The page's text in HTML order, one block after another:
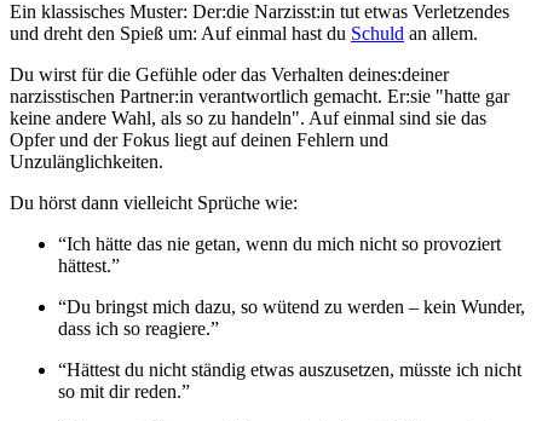
Ein klassisches Muster: Der:die Narzisst:in tut etwas Verletzendes
und dreht den Spieß um: Auf einmal hast du Schuld an allem.
Du wirst für die Gefühle oder das Verhalten deines:deiner
narzisstischen Partner:in verantwortlich gemacht. Er:sie "hatte gar
keine andere Wahl, als so zu handeln". Auf einmal sind sie das
Opfer und der Fokus liegt auf deinen Fehlern und
Unzulänglichkeiten.
Du hörst dann vielleicht Sprüche wie:
“Ich hätte das nie getan, wenn du mich nicht so provoziert
hättest.”
“Du bringst mich dazu, so wütend zu werden – kein Wunder,
dass ich so reagiere.”
“Hättest du nicht ständig etwas auszusetzen, müsste ich nicht
so mit dir reden.”